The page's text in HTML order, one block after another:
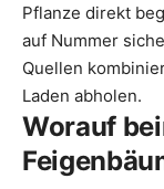
Pflanze direkt
auf Nummer
Quellen
Laden abholen.
Worauf